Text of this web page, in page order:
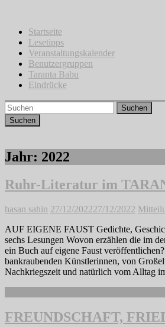
springenStartseite
Lesetipps
Veranstaltungskalender
Benutzergruppen
Taranta Babu
Eindrücke
Suchen
Jahr: 2022
Ruhr-Literatur im
hasan sahin 27/12/202227/12/2022
AUF EIGENE FAUST Gedichte,
sechs Lesungen Wovon erzählen die im
ein Buch auf eigene Faust
bankraubenden Künstlerinnen, von
Nachkriegszeit und natürlich vom Alltag
FREUNDSCHAFT,